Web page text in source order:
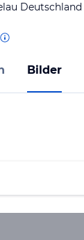
Deutschland
Bilder